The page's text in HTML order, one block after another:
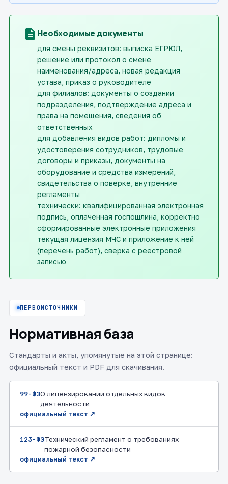
description Необходимые документы
для смены реквизитов: выписка ЕГРЮЛ,
решение или протокол о смене
наименования/адреса, новая редакция
устава, приказ о руководителе
для филиалов: документы о создании
подразделения, подтверждение адреса и
права на помещения, сведения об
ответственных
для добавления видов работ: дипломы и
удостоверения сотрудников, трудовые
договоры и приказы, документы на
оборудование и средства измерений,
свидетельства о поверке, внутренние
регламенты
технически: квалифицированная электронная
подпись, оплаченная госпошлина, корректно
сформированные электронные приложения
текущая лицензия МЧС и приложение к ней
(перечень работ), сверка с реестровой
записью
ПЕРВОИСТОЧНИКИ
Нормативная база
Стандарты и акты, упомянутые на этой странице:
официальный текст и PDF для скачивания.
99-ФЗО лицензировании отдельных видов
деятельности
официальный текст ↗
123-ФЗТехнический регламент о требованиях
пожарной безопасности
официальный текст ↗